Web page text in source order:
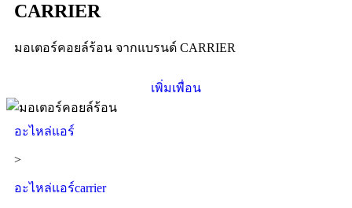
CARRIER
มอเตอร์คอยล์ร้อน จากแบรนด์ CARRIER
เพิ่มเพื่อน
อะไหล่แอร์
>
อะไหล่แอร์carrier